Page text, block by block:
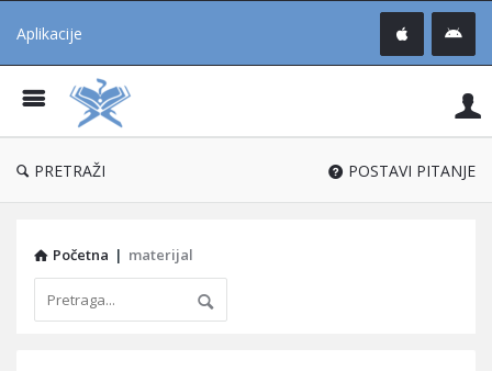
Aplikacije
®
PRETRAŽI POSTAVI PITANJE
Početna | materijal